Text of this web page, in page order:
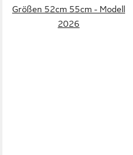
Größen 52cm 55cm - Modell
2026